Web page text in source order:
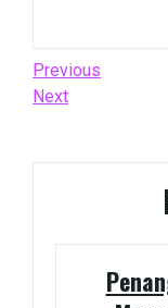
Post
navigation
Previous
Post
Previous
Next
Next